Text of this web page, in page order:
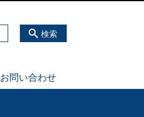
お問い合わせ
検索